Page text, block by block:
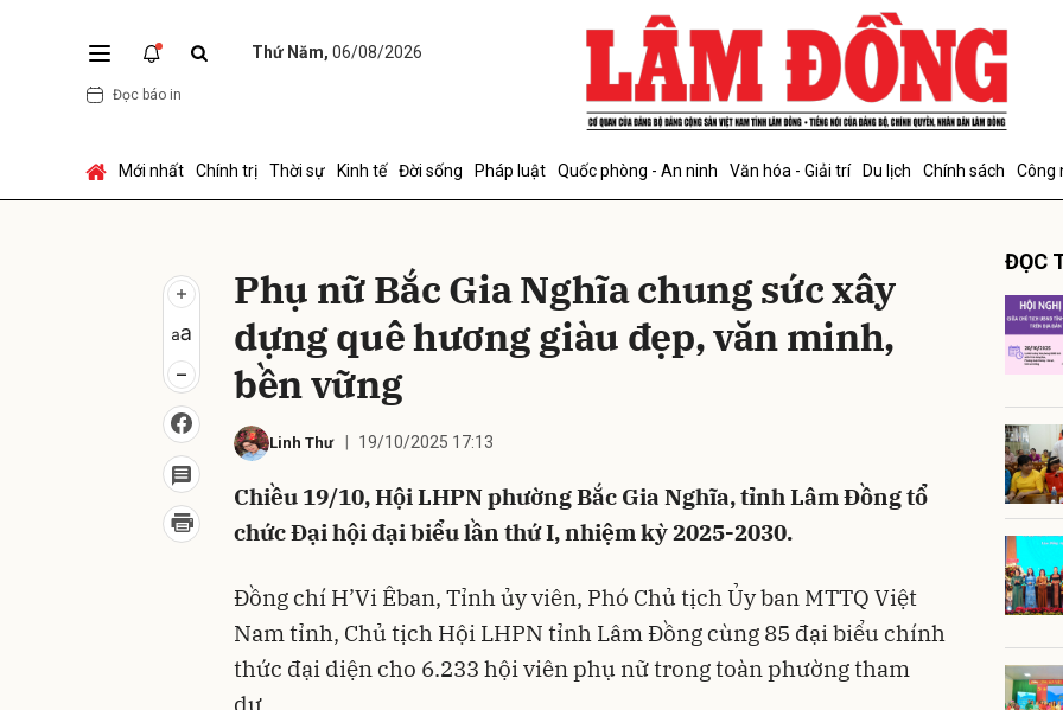
Thứ Năm, 06/08/2026
Đọc báo in
Mới nhất Chính trị Thời sự Kinh tế Đời sống Pháp luật Quốc phòng - An ninh Văn hóa - Giải trí Du lịch Chính sách Công
Phụ nữ Bắc Gia Nghĩa chung sức xây
dựng quê hương giàu đẹp, văn minh,
bền vững
Linh Thư 19/10/2025 17:13
Chiều 19/10, Hội LHPN phường Bắc Gia Nghĩa, tỉnh Lâm Đồng tổ
chức Đại hội đại biểu lần thứ I, nhiệm kỳ 2025-2030.
Đồng chí H’Vi Êban, Tỉnh ủy viên, Phó Chủ tịch Ủy ban MTTQ Việt
Nam tỉnh, Chủ tịch Hội LHPN tỉnh Lâm Đồng cùng 85 đại biểu chính
thức đại diện cho 6.233 hội viên phụ nữ trong toàn phường tham
dự.
ĐỌC
Gửi bình luận